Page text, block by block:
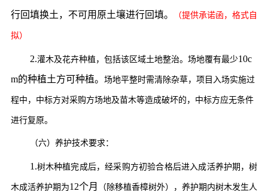
行回填换土，不可用原土壤进行回填。
（提供承诺函，格式自
拟）
2.灌木及花卉种植，包括该区域土地整治。场地覆有最少10c
m的种植土方可种植。 场地平整时需清除杂草， 项目入场实施过
程中，中标方对采购方场地及苗木等造成破坏的，中标方应无条件
进行复原。
（六） 养护技术要求：
1 .树木种植完成后，经采购方初验合格后进入成活养护期，树
木成活养护期为12个月 （除移植香樟树外） ，养护期内树木发生人